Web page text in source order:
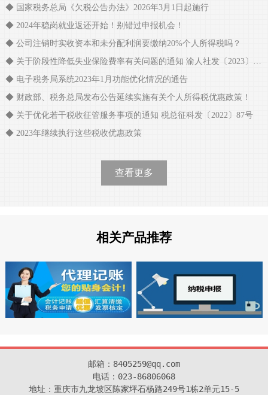
◆ 国家税务总局《欠税公告办法》2026年3月1日起施行
◆ 2024年稳岗就业返还开始！别错过申报机会！
◆ 公司注销时实收资本和未分配利润要缴纳20%个人所得税吗？
◆ 关于阶段性降低失业保险费率有关问题的通知 渝人社发〔2023〕13号
◆ 电子税务局系统2023年1月功能优化情况的通告
◆ 财政部、税务总局发布公告延续实施有关个人所得税优惠政策！
◆ 关于优化若干税收征管服务事项的通知 税总征科发〔2022〕87号
◆ 2023年继续执行这些税收优惠政策
查看更多
相关产品推荐
邮箱：8405259@qq.com
电话：023-86806068
地址：重庆市九龙坡区陈家坪石杨路249号1栋2单元15-5